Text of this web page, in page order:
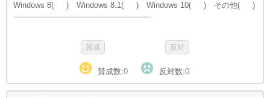
Windows 8( ) Windows 8.1( ) Windows 10( ) その他( )
---------------------------------------------------------
賛成数:0 反対数:0